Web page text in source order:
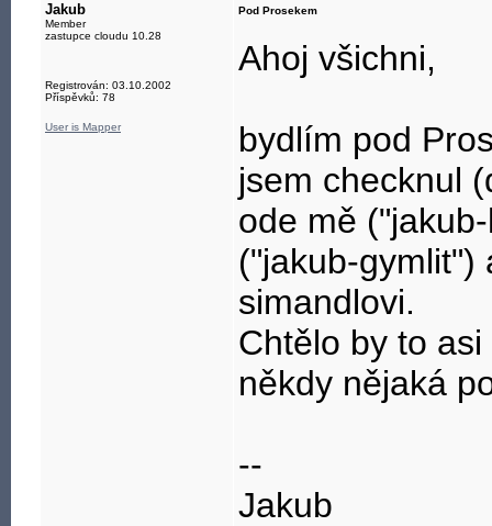
Jakub
Member
zastupce cloudu 10.28
Registrován: 03.10.2002
Příspěvků: 78
User is Mapper
Pod Prosekem
Ahoj všichni,
bydlím pod
jsem checknul
ode mě
("jakub-gymlit")
simandlovi.
Chtělo by to
někdy nějaká
--
Jakub